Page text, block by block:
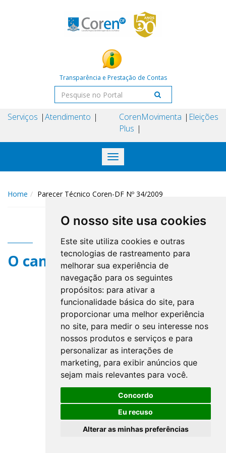
O nosso site usa cookies
Este site utiliza cookies e outras
tecnologias de rastreamento para
melhorar sua experiência de
navegação para os seguintes
propósitos: para ativar a
funcionalidade básica do site, para
proporcionar uma melhor experiência
no site, para medir o seu interesse nos
nossos produtos e serviços e para
personalizar as interações de
marketing, para exibir anúncios que
sejam mais relevantes para você.
Concordo
Eu recuso
Alterar as minhas preferências
Transparência e Prestação de Contas
Serviços Atendimento
Coren
Plus
Movimenta Eleições
Toggle
navigation
Home Parecer Técnico Coren-DF Nº 34/2009
O campo title não existe.